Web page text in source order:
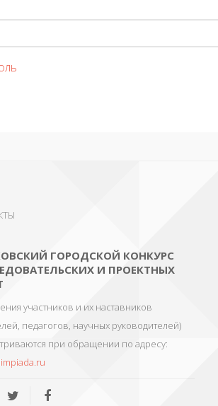
ГОРОДСКОЙ КОНКУРС
И ПРОЕКТНЫХ
участников и их наставников
педагогов, научных руководителей)
при обращении по адресу: